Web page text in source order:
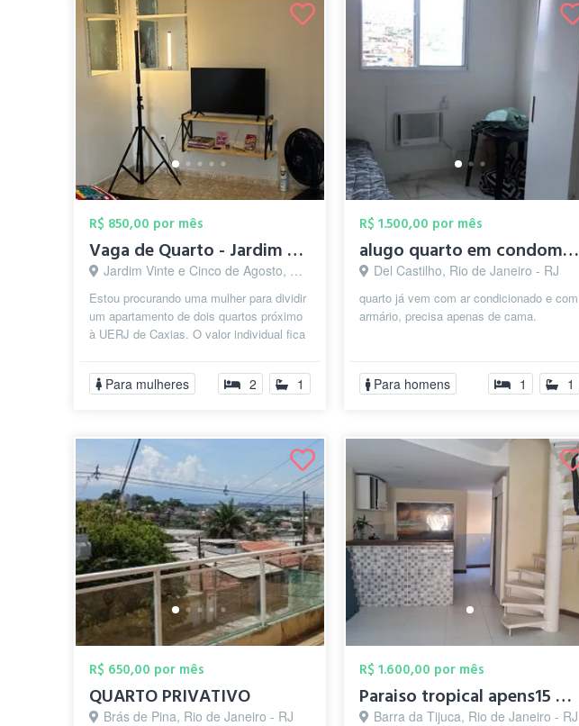
R$ 850,00 por mês
Vaga de Quarto - Jardim Vinte e Cinco de...
Jardim Vinte e Cinco de Agosto, Duque de Caxias - RJ
Estou procurando uma mulher para dividir
um apartamento de dois quartos próximo
à UERJ de Caxias. O valor individual fica
Para mulheres 2 1
R$ 1.500,00 por mês
alugo quarto em condominio
Del Castilho, Rio de Janeiro - RJ
quarto já vem com ar condicionado e com
armário, precisa apenas de cama.
Para homens 1 1
R$ 650,00 por mês
QUARTO PRIVATIVO
Brás de Pina, Rio de Janeiro - RJ
R$ 1.600,00 por mês
Paraiso tropical apens15 minutos da zona...
Barra da Tijuca, Rio de Janeiro - RJ